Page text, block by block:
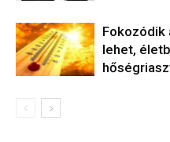
Fokozódik
lehet,